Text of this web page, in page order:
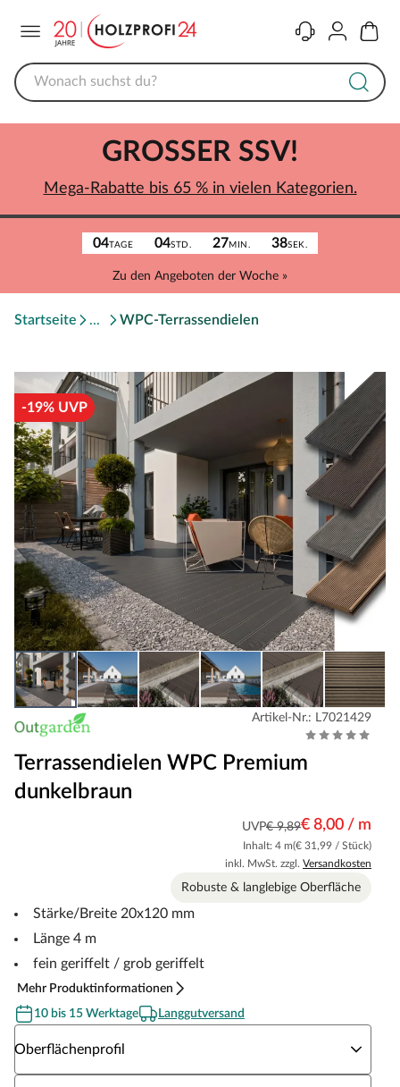
KontaktKonto
04TAGE 04STD. 27MIN. 38SEK.
Zu den Angeboten der Woche »
GROSSER SSV!
Mega-Rabatte bis 65 % in vielen Kategorien.
Startseite WPC-Terrassendielen
-19% UVP
Artikel-Nr.: L7021429
Terrassendielen WPC Premium
dunkelbraun
UVP€ 9,89€ 8,00 / m
Inhalt: 4 m(€ 31,99 / Stück)
inkl. MwSt. zzgl. Versandkosten
Robuste & langlebige Oberfläche
Stärke/Breite 20x120 mm
Länge 4 m
fein geriffelt / grob geriffelt
Mehr Produktinformationen
10 bis 15 Werktage
Langgutversand
Oberflächenprofil